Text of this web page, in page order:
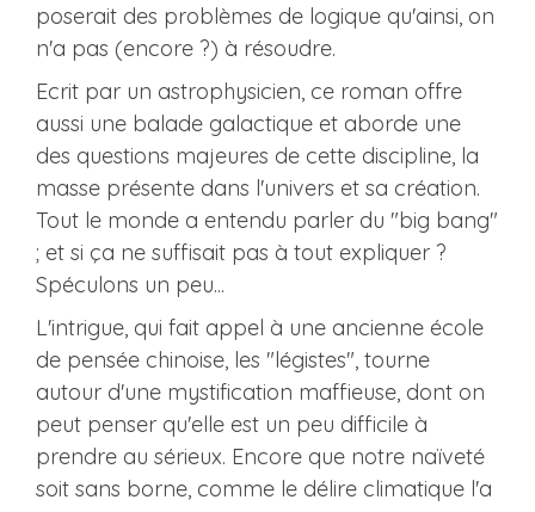
poserait des problèmes de logique qu'ainsi, on
n'a pas (encore ?) à résoudre.
Ecrit par un astrophysicien, ce roman offre
aussi une balade galactique et aborde une
des questions majeures de cette discipline, la
masse présente dans l'univers et sa création.
Tout le monde a entendu parler du "big bang"
; et si ça ne suffisait pas à tout expliquer ?
Spéculons un peu...
L'intrigue, qui fait appel à une ancienne école
de pensée chinoise, les "légistes", tourne
autour d'une mystification maffieuse, dont on
peut penser qu'elle est un peu difficile à
prendre au sérieux. Encore que notre naïveté
soit sans borne, comme le délire climatique l'a